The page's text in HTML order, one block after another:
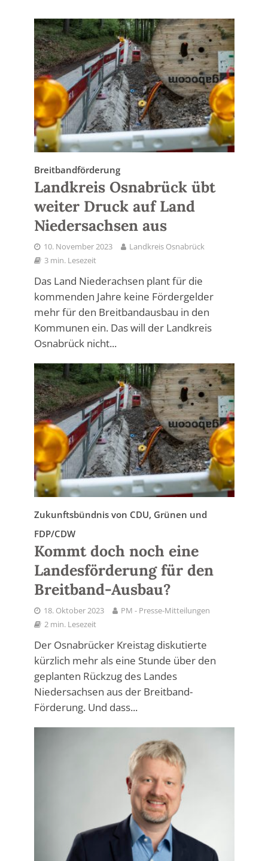
Breitbandförderung
Landkreis Osnabrück übt
weiter Druck auf Land
Niedersachsen aus
10. November 2023
Landkreis Osnabrück
3 min. Lesezeit
Das Land Niederachsen plant für die
kommenden Jahre keine Fördergelder
mehr für den Breitbandausbau in den
Kommunen ein. Das will der Landkreis
Osnabrück nicht...
Zukunftsbündnis von CDU, Grünen und
FDP/CDW
Kommt doch noch eine
Landesförderung für den
Breitband-Ausbau?
18. Oktober 2023
PM - Presse-Mitteilungen
2 min. Lesezeit
Der Osnabrücker Kreistag diskutierte
kürzlich mehr als eine Stunde über den
geplanten Rückzug des Landes
Niedersachsen aus der Breitband-
Förderung. Und dass...